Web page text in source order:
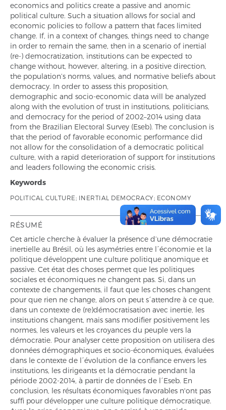
economics and politics create a passive and anomic
political culture. Such a situation allows for social and
economic policies to follow a pattern that faces limited
change. If, in a context of changes, things need to change
in order to remain the same, then in a scenario of inertial
(re-) democratization, institutions can be expected to
change without, however, altering, in a positive direction,
the population’s norms, values, and normative beliefs about
democracy. In order to assess this proposition,
demographic and socio-economic data will be analyzed
along with the evolution of trust in institutions, politicians,
and democracy for the period of 2002–2014 using data
from the Brazilian Electoral Survey (Eseb). The conclusion is
that the period of favorable economic performance did
not allow for the consolidation of a democratic political
culture, with a rapid deterioration of support for institutions
and leaders following the economic crisis.
Keywords
POLITICAL CULTURE; INERTIAL DEMOCRACY; ECONOMY
RÉSUMÉ
Cet article cherche à évaluer la présence d’une démocratie
inertielle au Brésil, où les asymétries entre l´économie et la
politique développent une culture politique anomique et
passive. Cet état des choses permet que les politiques
sociales et économiques ne changent pas. Si, dans un
contexte de changements, il faut que les choses changent
pour que rien ne change, alors on peut s´attendre à ce que,
dans un contexte de (re)démocratisation avec inertie, les
institutions changent, mais sans modifier positivement les
normes, les valeurs et les croyances du peuple vers la
démocratie. Pour analyser cette proposition on utilisera des
données démographiques et socio-économiques, évaluées
dans le contexte de l´évolution de la confiance envers les
institutions, les dirigeants et la démocratie pendant la
période 2002-2014, à partir de données de l´Eseb. En
conclusion, les résultats économiques favorables n'ont pas
suffi pour développer une culture politique démocratique.